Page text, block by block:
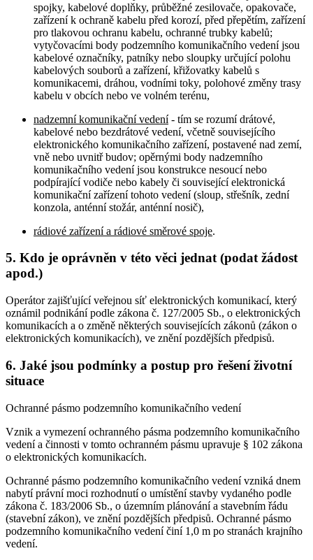
spojky, kabelové doplňky, průběžné zesilovače, opakovače,
zařízení k ochraně kabelu před korozí, před přepětím, zařízení
pro tlakovou ochranu kabelu, ochranné trubky kabelů;
vytyčovacími body podzemního komunikačního vedení jsou
kabelové označníky, patníky nebo sloupky určující polohu
kabelových souborů a zařízení, křižovatky kabelů s
komunikacemi, dráhou, vodními toky, polohové změny trasy
kabelu v obcích nebo ve volném terénu,
nadzemní komunikační vedení- tím se rozumí drátové,
kabelové nebo bezdrátové vedení, včetně souvisejícího
elektronického komunikačního zařízení, postavené nad zemí,
vně nebo uvnitř budov; opěrnými body nadzemního
komunikačního vedení jsou konstrukce nesoucí nebo
podpírající vodiče nebo kabely či související elektronická
komunikační zařízení tohoto vedení (sloup, střešník, zední
konzola, anténní stožár, anténní nosič),
rádiové zařízení a rádiové směrové spoje.
5. Kdo je oprávněn v této věci jednat (podat žádost
apod.)
Operátor zajišťující veřejnou síť elektronických komunikací, který
oznámil podnikání podle zákona č. 127/2005 Sb., o elektronických
komunikacích a o změně některých souvisejících zákonů (zákon o
elektronických komunikacích), ve znění pozdějších předpisů.
6. Jaké jsou podmínky a postup pro řešení životní
situace
Ochranné pásmo podzemního komunikačního vedení
Vznik a vymezení ochranného pásma podzemního komunikačního
vedení a činnosti v tomto ochranném pásmu upravuje § 102 zákona
o elektronických komunikacích.
Ochranné pásmo podzemního komunikačního vedení vzniká dnem
nabytí právní moci rozhodnutí o umístění stavby vydaného podle
zákona č. 183/2006 Sb., o územním plánování a stavebním řádu
(stavební zákon), ve znění pozdějších předpisů. Ochranné pásmo
podzemního komunikačního vedení činí 1,0 m po stranách krajního
vedení.